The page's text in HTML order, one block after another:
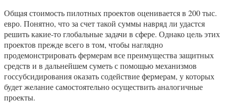
Общая стоимость пилотных проектов оценивается в 200 тыс.
евро. Понятно, что за счет такой суммы навряд ли удастся
решить какие-то глобальные задачи в сфере. Однако цель этих
проектов прежде всего в том, чтобы наглядно
продемонстрировать фермерам все преимущества защитных
средств и в дальнейшем суметь с помощью механизмов
госсубсидирования оказать содействие фермерам, у которых
будет желание самостоятельно осуществить аналогичные
проекты.